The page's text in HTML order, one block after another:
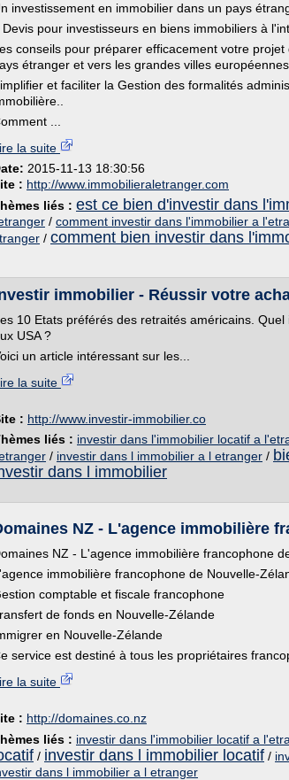
investissement en immobilier dans un pays
Devis pour investisseurs en biens immobiliers à
conseils pour préparer efficacement votre
étranger et vers les grandes villes
et faciliter la Gestion des formalités
...
la suite
2015-11-13 18:30:56
: http://www.immobilieraletranger.com
liés : est ce bien d'investir dans
/ comment investir dans l'immobilier a
/ comment bien investir dans
immobilier - Réussir votre
10 Etats préférés des retraités américains.
USA ?
un article intéressant sur les...
la suite
: http://www.investir-immobilier.co
liés : investir dans l'immobilier locatif a
/ investir dans l immobilier a l etranger /
dans l immobilier
NZ - L'agence immobilière
NZ - L'agence immobilière francophone
immobilière francophone de Nouvelle-
comptable et fiscale francophone
de fonds en Nouvelle-Zélande
en Nouvelle-Zélande
service est destiné à tous les propriétaires
la suite
: http://domaines.co.nz
liés : investir dans l'immobilier locatif a
/ investir dans l immobilier locatif /
dans l immobilier a l etranger